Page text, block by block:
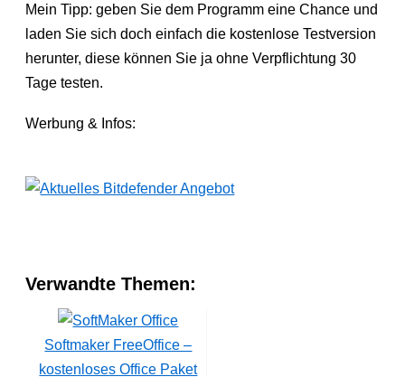
Mein Tipp: geben Sie dem Programm eine Chance und
laden Sie sich doch einfach die kostenlose Testversion
herunter, diese können Sie ja ohne Verpflichtung 30
Tage testen.
Werbung & Infos:
Verwandte Themen:
Softmaker FreeOffice –
kostenloses Office Paket